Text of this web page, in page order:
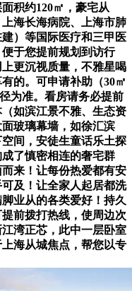
积约120㎡，豪宅从
海长海病院、上海市肺
）等国际医疗和三甲医
于您提前规划到访行
更沉视质量，不雅星喝
的。可申请补助（30㎡
为准。看房请务必提前
如滨江景不雅、生态资
玻璃幕墙，如徐汇滨
间，安徒生童话乐土探
了慎密相连的奢宅群
来！让每份热爱都有安
及！让全家人起居都洗
业从的各类爱好！持久
前拨打热线，使周边次
湾正芯，此中一层卧室
海从城焦点，帮您以专